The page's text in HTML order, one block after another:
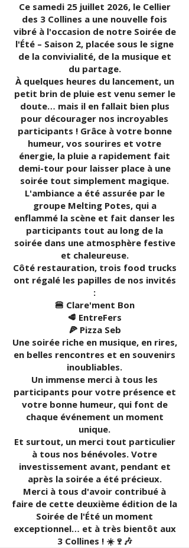
Ce samedi 25 juillet 2026, le Cellier
des 3 Collines a une nouvelle fois
vibré à l'occasion de notre Soirée de
l'Été – Saison 2, placée sous le signe
de la convivialité, de la musique et
du partage.
À quelques heures du lancement, un
petit brin de pluie est venu semer le
doute… mais il en fallait bien plus
pour décourager nos incroyables
participants ! Grâce à votre bonne
humeur, vos sourires et votre
énergie, la pluie a rapidement fait
demi-tour pour laisser place à une
soirée tout simplement magique.
L'ambiance a été assurée par le
groupe Melting Potes, qui a
enflammé la scène et fait danser les
participants tout au long de la
soirée dans une atmosphère festive
et chaleureuse.
Côté restauration, trois food trucks
ont régalé les papilles de nos invités
:
🍔 Clare'ment Bon
🥩 EntreFers
🍕 Pizza Seb
Une soirée riche en musique, en rires,
en belles rencontres et en souvenirs
inoubliables.
Un immense merci à tous les
participants pour votre présence et
votre bonne humeur, qui font de
chaque événement un moment
unique.
Et surtout, un merci tout particulier
à tous nos bénévoles. Votre
investissement avant, pendant et
après la soirée a été précieux.
Merci à tous d'avoir contribué à
faire de cette deuxième édition de la
Soirée de l'Été un moment
exceptionnel… et à très bientôt aux
3 Collines ! ☀️🍷🎶